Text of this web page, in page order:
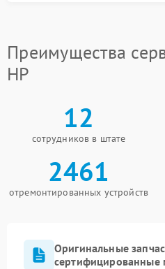
Преимущества
HP
12
сотрудников в штате
2461
отремонтированных устройств
Оригинальные
сертифицированные